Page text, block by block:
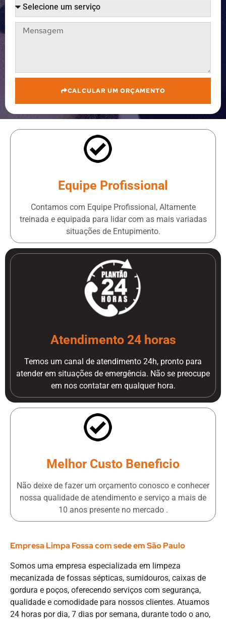
CALCULAR UM ORÇAMENTO
Equipe Profissional
Contamos com Equipe Profissional, Altamente
treinada e equipada para lidar com as mais variadas
situações de Entupimento.
Atendimento 24 horas
Temos um canal de atendimento 24h, pronto para
atender em situações de emergência. Não se preocupe
em nos contatar em qualquer hora.
Melhor Custo Beneficio
Não deixe de fazer um orçamento conosco e conhecer
nossa qualidade de atendimento e serviço a mais de
10 anos presente no mercado .
Empresa Limpa Fossa com sede em São Paulo
Somos uma empresa especializada em limpeza
mecanizada de fossas sépticas, sumidouros, caixas de
gordura e poços, oferecendo serviços com segurança,
qualidade e comodidade para nossos clientes. Atuamos
24 horas por dia, 7 dias por semana, durante todo o ano,